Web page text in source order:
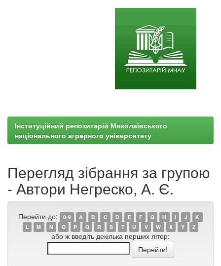
Інституційний репозитарій Миколаївського
національного аграрного університету
Перегляд зібрання за групою
- Автори Негреско, А. Є.
Перейти до: 0-9 A B C D E F G H I J
K
L
M N O P Q R S T U V W X Y Z
або ж введіть декілька перших літер: